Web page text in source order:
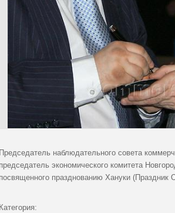
Председатель наблюдательного совета
председатель экономического комитета
посвященного празднованию Хануки
Категория: